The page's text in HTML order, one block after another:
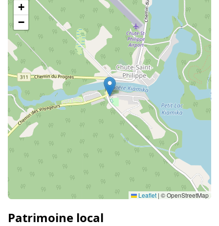
+
−
Leaflet | © OpenStreetMap
Patrimoine local